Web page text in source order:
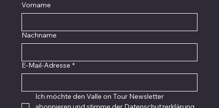
Vorname
Nachname
E-Mail-Adresse *
Ich möchte den Valle on Tour Newsletter